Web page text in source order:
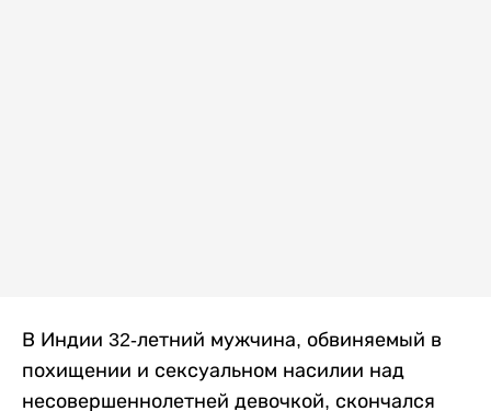
В Индии 32-летний мужчина, обвиняемый в
похищении и сексуальном насилии над
несовершеннолетней девочкой, скончался